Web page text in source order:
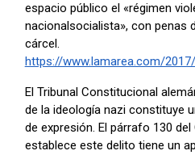
espacio público el «régimen
nacionalsocialista», con penas
cárcel.
https://www.lamarea.com/
El Tribunal Constitucional
de la ideología nazi constituye
de expresión. El párrafo 130 del
establece este delito tiene un